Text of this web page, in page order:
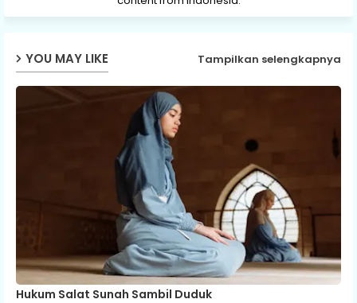
YOU MAY LIKE Tampilkan selengkapnya
Hukum Salat Sunah Sambil Duduk